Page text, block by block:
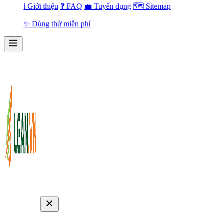
ℹ️ Giới thiệu ❓ FAQ 💼 Tuyển dụng 🗺️ Sitemap
✨ Dùng thử miễn phí